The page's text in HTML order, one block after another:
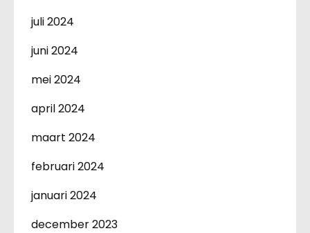
juli 2024
juni 2024
mei 2024
april 2024
maart 2024
februari 2024
januari 2024
december 2023